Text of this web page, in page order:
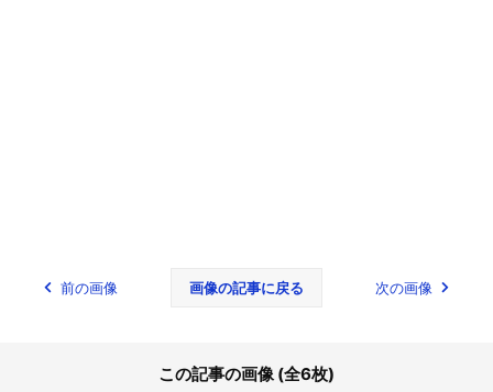
前の画像 画像の記事に戻る 次の画像
この記事の画像 (全6枚)